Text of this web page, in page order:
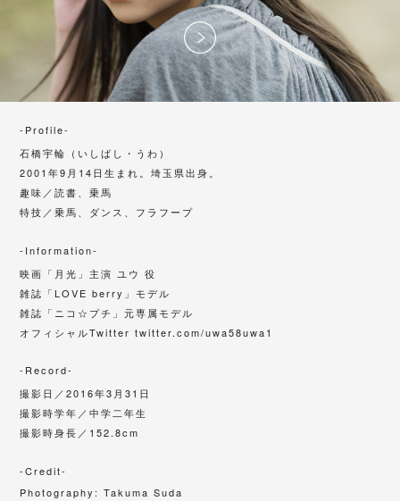
-Profile-
石橋宇輪（いしばし・うわ）
2001年9月14日生まれ。埼玉県出身。
趣味／読書、乗馬
特技／乗馬、ダンス、フラフープ
-Information-
映画「月光」主演 ユウ 役
雑誌「LOVE berry」モデル
雑誌「ニコ☆プチ」元専属モデル
オフィシャルTwittertwitter.com/uwa58uwa1
-Record-
撮影日／2016年3月31日
撮影時学年／中学二年生
撮影時身長／152.8cm
-Credit-
Photography:Takuma Suda